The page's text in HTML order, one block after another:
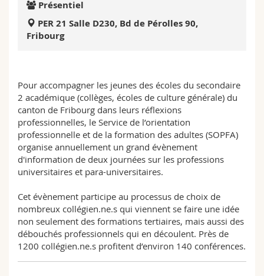
Sciences et médecine
Interfacultaire
Collaborateurs
Doctorants
Webmail
Programme des cours
Présentiel
PER 21 Salle D230, Bd de Pérolles 90,
Fribourg
Pour accompagner les jeunes des écoles du secondaire
2 académique (collèges, écoles de culture générale) du
canton de Fribourg dans leurs réflexions
professionnelles, le Service de l’orientation
professionnelle et de la formation des adultes (SOPFA)
organise annuellement un grand évènement
d'information de deux journées sur les professions
universitaires et para-universitaires.
Cet évènement participe au processus de choix de
nombreux collégien.ne.s qui viennent se faire une idée
non seulement des formations tertiaires, mais aussi des
débouchés professionnels qui en découlent. Près de
1200 collégien.ne.s profitent d’environ 140 conférences.